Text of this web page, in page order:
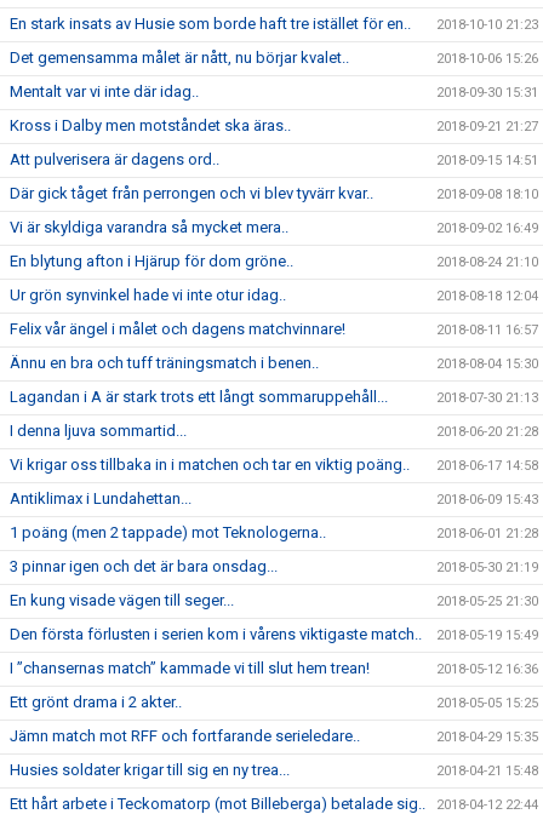
En stark insats av Husie som borde haft tre istället för en.. 2018-10-10 21:23
Det gemensamma målet är nått, nu börjar kvalet.. 2018-10-06 15:26
Mentalt var vi inte där idag.. 2018-09-30 15:31
Kross i Dalby men motståndet ska äras.. 2018-09-21 21:27
Att pulverisera är dagens ord.. 2018-09-15 14:51
Där gick tåget från perrongen och vi blev tyvärr kvar.. 2018-09-08 18:10
Vi är skyldiga varandra så mycket mera.. 2018-09-02 16:49
En blytung afton i Hjärup för dom gröne.. 2018-08-24 21:10
Ur grön synvinkel hade vi inte otur idag.. 2018-08-18 12:04
Felix vår ängel i målet och dagens matchvinnare! 2018-08-11 16:57
Ännu en bra och tuff träningsmatch i benen.. 2018-08-04 15:30
Lagandan i A är stark trots ett långt sommaruppehåll... 2018-07-30 21:13
I denna ljuva sommartid... 2018-06-20 21:28
Vi krigar oss tillbaka in i matchen och tar en viktig poäng.. 2018-06-17 14:58
Antiklimax i Lundahettan... 2018-06-09 15:43
1 poäng (men 2 tappade) mot Teknologerna.. 2018-06-01 21:28
3 pinnar igen och det är bara onsdag... 2018-05-30 21:19
En kung visade vägen till seger... 2018-05-25 21:30
Den första förlusten i serien kom i vårens viktigaste match.. 2018-05-19 15:49
I ”chansernas match” kammade vi till slut hem trean! 2018-05-12 16:36
Ett grönt drama i 2 akter.. 2018-05-05 15:25
Jämn match mot RFF och fortfarande serieledare.. 2018-04-29 15:35
Husies soldater krigar till sig en ny trea... 2018-04-21 15:48
Ett hårt arbete i Teckomatorp (mot Billeberga) betalade sig.. 2018-04-12 22:44